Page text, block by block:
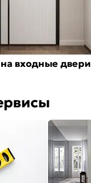
входные двери